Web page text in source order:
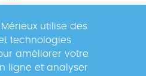
Mérieux utilise des
technologies
améliorer votre
ligne et analyser